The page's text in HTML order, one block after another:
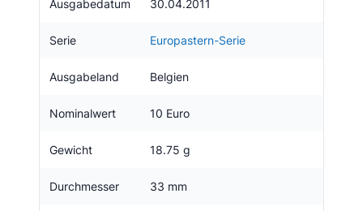
Ausgabedatum 30.04.2011
Serie Europastern-Serie
Ausgabeland Belgien
Nominalwert 10 Euro
Gewicht 18.75 g
Durchmesser 33 mm